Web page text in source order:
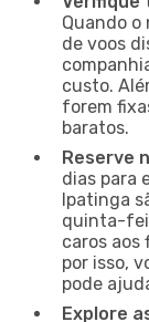
Quando o
de voos
custo.
forem
baratos.
Reserve
dias para
Ipatinga
quinta-
caros aos
por isso,
pode
Explore